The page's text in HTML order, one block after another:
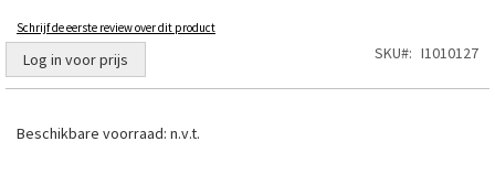
Schrijf de eerste review over dit product
Log in voor prijs SKU I1010127
Beschikbare voorraad: n.v.t.
afbeeldingen-
gallerij